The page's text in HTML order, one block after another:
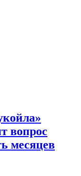
вопрос
месяцев